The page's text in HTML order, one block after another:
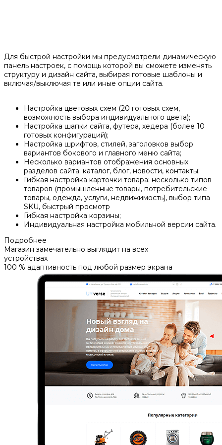
Для быстрой настройки мы предусмотрели динамическую
панель настроек, с помощь которой вы сможете изменять
структуру и дизайн сайта, выбирая готовые шаблоны и
включая/выключая те или иные опции сайта.
Настройка цветовых схем (20 готовых схем,
возможность выбора индивидуального цвета);
Настройка шапки сайта, футера, хедера (более 10
готовых конфигураций);
Настройка шрифтов, стилей, заголовков выбор
вариантов бокового и главного меню сайта;
Несколько вариантов отображения основных
разделов сайта: каталог, блог, новости, контакты;
Гибкая настройка карточки товара: несколько типов
товаров (промышленные товары, потребительские
товары, одежда, услуги, недвижимость), выбор типа
SKU, быстрый просмотр
Гибкая настройка корзины;
Индивидуальная настройка мобильной версии сайта.
Подробнее
Магазин замечательно выглядит на всех
устройствах
100 % адаптивность под любой размер экрана